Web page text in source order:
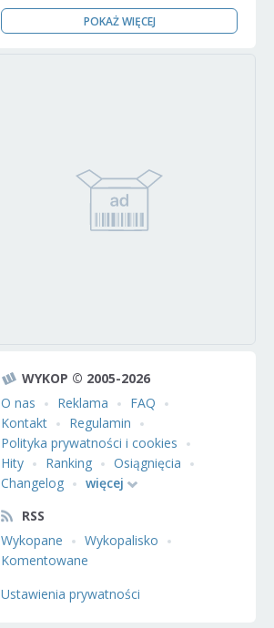
POKAŻ WIĘCEJ
WYKOP © 2005-2026
O nas
Reklama
FAQ
Kontakt
Regulamin
Polityka prywatności i cookies
Hity
Ranking
Osiągnięcia
Changelog
więcej
RSS
Wykopane
Wykopalisko
Komentowane
Ustawienia prywatności